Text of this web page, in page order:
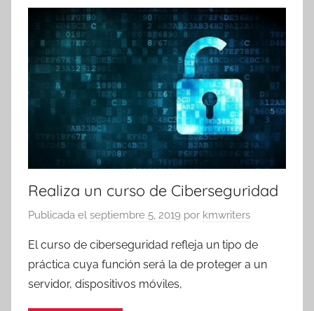
Realiza un curso de Ciberseguridad
Publicada el septiembre 5, 2019 por kmwriters
El curso de ciberseguridad refleja un tipo de
práctica cuya función será la de proteger a un
servidor, dispositivos móviles,